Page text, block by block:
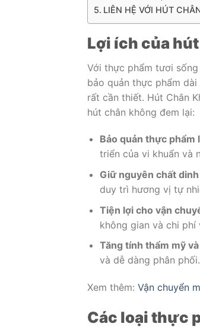
LIÊN HỆ VỚI HÚT
Lợi ích của
Với thực phẩm tươi
bảo quản thực phẩm
rất cần thiết. Hút Chân
hút chân không đem lại:
Bảo quản thực phẩm
triển của vi khuẩn và
Giữ nguyên chất
duy trì hương vị tự
Tiện lợi cho vận
không gian và chi
Tăng tính thẩm mỹ
và dễ dàng phân phối.
Xem thêm: Vận chuyển
Các loại thực